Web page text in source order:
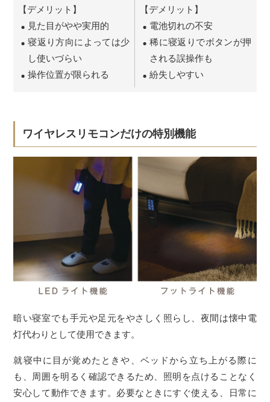
【デメリット】
見た目がやや実用的
寝返り方向によっては少
し使いづらい
操作位置が限られる
【デメリット】
電池切れの不安
稀に寝返りでボタンが押
される誤操作も
紛失しやすい
ワイヤレスリモコンだけの特別機能
暗い寝室でも手元や足元をやさしく照らし、夜間は懐中電
灯代わりとして使用できます。
就寝中に目が覚めたときや、ベッドから立ち上がる際に
も、周囲を明るく確認できるため、照明を点けることなく
安心して動作できます。必要なときにすぐ使える、日常に